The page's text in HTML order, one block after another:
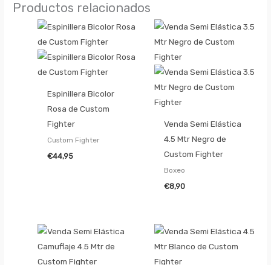
Productos relacionados
Espinillera Bicolor
Rosa de Custom
Fighter
Custom Fighter
€44,95
Venda Semi Elástica
4.5 Mtr Negro de
Custom Fighter
Boxeo
€8,90